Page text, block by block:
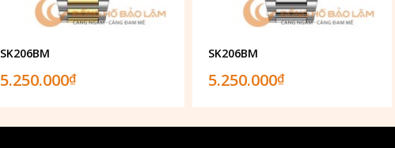
SK206BM
5.250.000₫
SK206BM
5.250.000₫